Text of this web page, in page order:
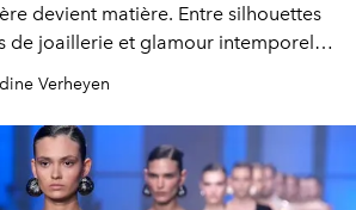
devient matière. Entre silhouettes
de joaillerie et glamour intemporel,
contemporain.
Verheyen